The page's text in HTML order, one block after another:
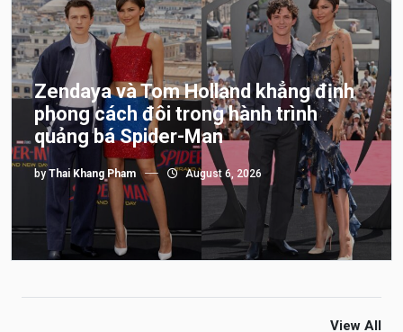
Zendaya và Tom Holland khẳng định
phong cách đôi trong hành trình
quảng bá Spider-Man
by Thai Khang Pham August 6, 2026
View All